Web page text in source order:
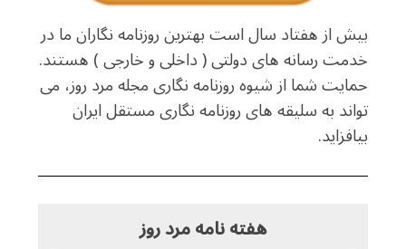
بیش از هفتاد سال است بهترین روزنامه نگاران ما در
خدمت رسانه های دولتی ( داخلی و خارجی ) هستند.
حمایت شما از شیوه روزنامه نگاری مجله مرد روز، می
تواند به سلیقه های روزنامه نگاری مستقل ایران
بیافزاید.
هفته نامه مرد روز